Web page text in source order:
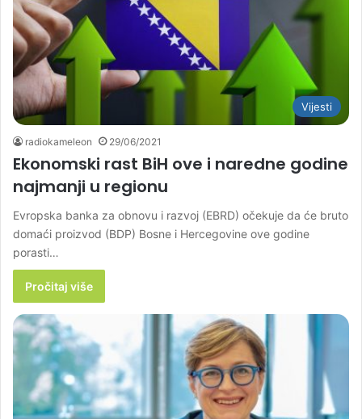
Vijesti
radiokameleon 29/06/2021
Ekonomski rast BiH ove i naredne godine
najmanji u regionu
Evropska banka za obnovu i razvoj (EBRD) očekuje da će bruto
domaći proizvod (BDP) Bosne i Hercegovine ove godine
porasti…
Pročitaj više